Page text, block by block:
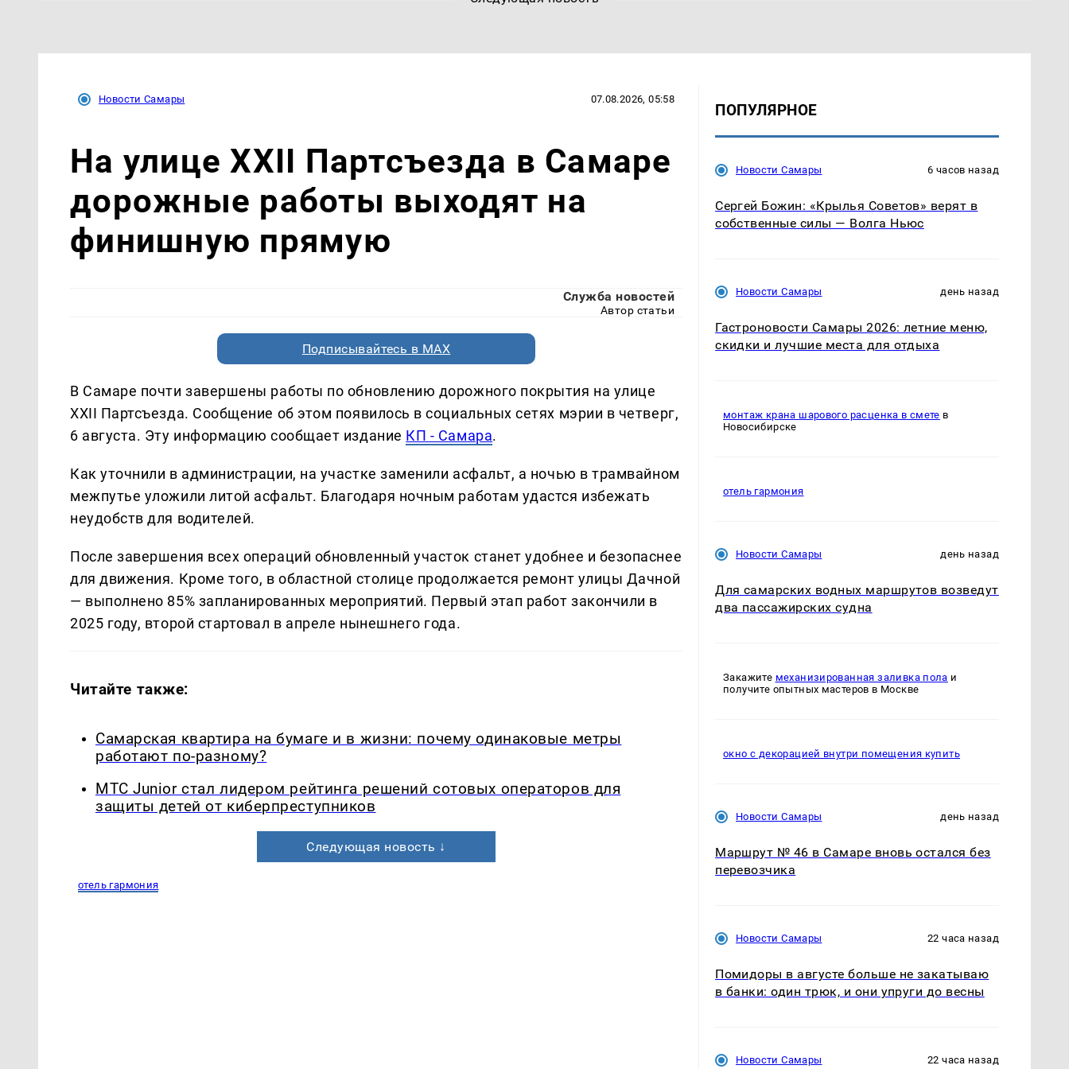
Новости Самары 07.08.2026, 05:58
На улице XXII Партсъезда в Самаре
дорожные работы выходят на
финишную прямую
Служба новостей
Автор статьи
Подписывайтесь в MAX
В Самаре почти завершены работы по обновлению дорожного покрытия на улице
XXII Партсъезда. Сообщение об этом появилось в социальных сетях мэрии в четверг,
6 августа. Эту информацию сообщает издание КП - Самара.
Как уточнили в администрации, на участке заменили асфальт, а ночью в трамвайном
межпутье уложили литой асфальт. Благодаря ночным работам удастся избежать
неудобств для водителей.
После завершения всех операций обновленный участок станет удобнее и безопаснее
для движения. Кроме того, в областной столице продолжается ремонт улицы Дачной
— выполнено 85% запланированных мероприятий. Первый этап работ закончили в
2025 году, второй стартовал в апреле нынешнего года.
Читайте также:
Самарская квартира на бумаге и в жизни: почему одинаковые метры
работают по-разному?
МТС Junior стал лидером рейтинга решений сотовых операторов для
защиты детей от киберпреступников
Следующая новость ↓
отель гармония
ПОПУЛЯРНОЕ
Новости Самары 6 часов назад
Сергей Божин: «Крылья Советов» верят в
собственные силы — Волга Ньюс
Новости Самары день назад
Гастроновости Самары 2026: летние меню,
скидки и лучшие места для отдыха
монтаж крана шарового расценка в смете в
Новосибирске
отель гармония
Новости Самары день назад
Для самарских водных маршрутов возведут
два пассажирских судна
Закажите механизированная заливка пола и
получите опытных мастеров в Москве
окно с декорацией внутри помещения купить
Новости Самары день назад
Маршрут № 46 в Самаре вновь остался без
перевозчика
Новости Самары 22 часа назад
Помидоры в августе больше не закатываю
в банки: один трюк, и они упруги до весны
Новости Самары 22 часа назад